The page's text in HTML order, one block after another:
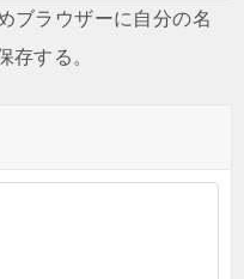
ブラウザーに自分の名
存する。